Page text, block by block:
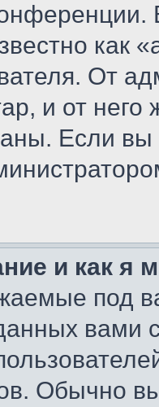
как
От
и от него
Если
и как я
под
Обычно